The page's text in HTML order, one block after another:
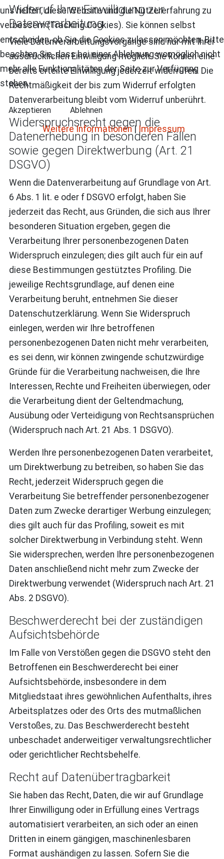
Widerruf Ihrer Einwilligung zur
Datenverarbeitung
Viele Datenverarbeitungsvorgänge sind nur mit Ihrer
ausdrücklichen Einwilligung möglich. Sie können eine
bereits erteilte Einwilligung jederzeit widerrufen. Die
Rechtmäßigkeit der bis zum Widerruf erfolgten
Datenverarbeitung bleibt vom Widerruf unberührt.
Widerspruchsrecht gegen die
Datenerhebung in besonderen Fällen
sowie gegen Direktwerbung (Art. 21
DSGVO)
Wenn die Datenverarbeitung auf Grundlage von Art.
6 Abs. 1 lit. e oder f DSGVO erfolgt, haben Sie
jederzeit das Recht, aus Gründen, die sich aus Ihrer
besonderen Situation ergeben, gegen die
Verarbeitung Ihrer personenbezogenen Daten
Widerspruch einzulegen; dies gilt auch für ein auf
diese Bestimmungen gestütztes Profiling. Die
jeweilige Rechtsgrundlage, auf denen eine
Verarbeitung beruht, entnehmen Sie dieser
Datenschutzerklärung. Wenn Sie Widerspruch
einlegen, werden wir Ihre betroffenen
personenbezogenen Daten nicht mehr verarbeiten,
es sei denn, wir können zwingende schutzwürdige
Gründe für die Verarbeitung nachweisen, die Ihre
Interessen, Rechte und Freiheiten überwiegen, oder
die Verarbeitung dient der Geltendmachung,
Ausübung oder Verteidigung von Rechtsansprüchen
(Widerspruch nach Art. 21 Abs. 1 DSGVO).
Werden Ihre personenbezogenen Daten verarbeitet,
um Direktwerbung zu betreiben, so haben Sie das
Recht, jederzeit Widerspruch gegen die
Verarbeitung Sie betreffender personenbezogener
Daten zum Zwecke derartiger Werbung einzulegen;
dies gilt auch für das Profiling, soweit es mit
solcher Direktwerbung in Verbindung steht. Wenn
Sie widersprechen, werden Ihre personenbezogenen
Daten anschließend nicht mehr zum Zwecke der
Direktwerbung verwendet (Widerspruch nach Art. 21
Abs. 2 DSGVO).
Beschwerde­recht bei der zuständigen
Aufsichts­behörde
Im Falle von Verstößen gegen die DSGVO steht den
Betroffenen ein Beschwerderecht bei einer
Aufsichtsbehörde, insbesondere in dem
Mitgliedstaat ihres gewöhnlichen Aufenthalts, ihres
Arbeitsplatzes oder des Orts des mutmaßlichen
Verstoßes, zu. Das Beschwerderecht besteht
unbeschadet anderweitiger verwaltungsrechtlicher
oder gerichtlicher Rechtsbehelfe.
Recht auf Daten­übertrag­barkeit
Sie haben das Recht, Daten, die wir auf Grundlage
Ihrer Einwilligung oder in Erfüllung eines Vertrags
automatisiert verarbeiten, an sich oder an einen
Dritten in einem gängigen, maschinenlesbaren
Format aushändigen zu lassen. Sofern Sie die
uns helfen, diese Website und die Nutzererfahrung zu
verbessern (Tracking Cookies). Sie können selbst
entscheiden, ob Sie die Cookies zulassen möchten. Bitte
beachten Sie, dass bei einer Ablehnung womöglich nicht
mehr alle Funktionalitäten der Seite zur Verfügung
stehen.
Akzeptieren Ablehnen
Weitere Informationen| Impressum